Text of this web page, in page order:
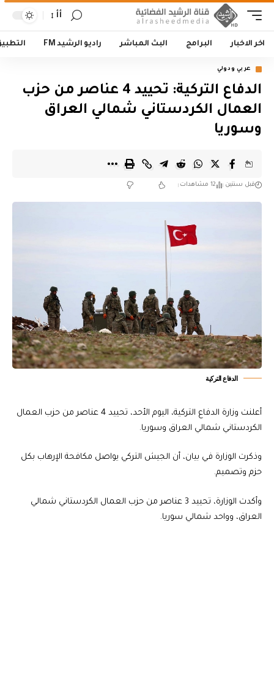
أأ
اخر الاخبار البرامج البث المباشر راديو الرشيد FM
عربي ودولي
الدفاع التركية: تحييد 4 عناصر من حزب
العمال الكردستاني شمالي العراق
وسوريا
قبل سنتين 12 مشاهدات
الدفاع التركية
أعلنت وزارة الدفاع التركية، اليوم الأحد، تحييد 4 عناصر من حزب العمال
الكردستاني شمالي العراق وسوريا.
وذكرت الوزارة في بيان، أن الجيش التركي يواصل مكافحة الإرهاب بكل
حزم وتصميم.
وأكدت الوزارة، تحييد 3 عناصر من حزب العمال الكردستاني شمالي
العراق، وواحد شمالي سوريا.